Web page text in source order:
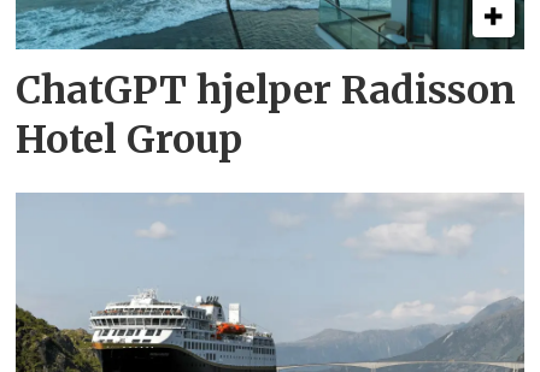
ChatGPT hjelper Radisson
Hotel Group